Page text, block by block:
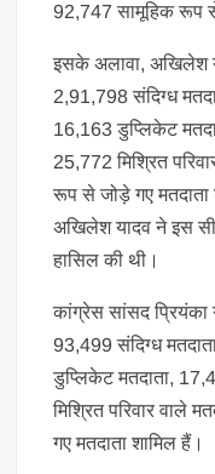
92,747 सामूहिक रूप
इसके अलावा, अखिलेश
2,91,798 संदिग्ध
16,163 डुप्लिकेट
25,772 मिश्रित
रूप से जोड़े गए मतदाता
अखिलेश यादव ने इस
हासिल की थी।
कांग्रेस सांसद प्रियंका
93,499 संदिग्ध
डुप्लिकेट मतदाता,
मिश्रित परिवार वाले
गए मतदाता शामिल हैं।